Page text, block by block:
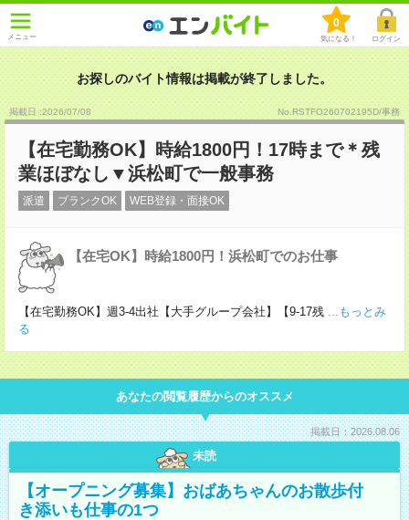
メニュー
0
気になる！ ログイン
お探しのバイト情報は掲載が終了しました。
掲載日 :2026/07/08 No.RSTFO260702195D/事務
【在宅勤務OK】時給1800円！17時まで＊残
業ほぼなし▼浜松町で一般事務
派遣 ブランクOK WEB登録・面接OK
【在宅OK】時給1800円！浜松町でのお仕事
【在宅勤務OK】週3-4出社【大手グループ会社】【9-17残 ...もっとみ
る
あなたの閲覧履歴からのオススメ
掲載日：2026.08.06
未読
【オープニング募集】おばあちゃんのお散歩付
き添いも仕事の1つ